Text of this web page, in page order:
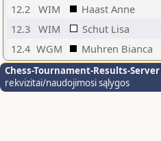
12.2 WIM Haast Anne
12.3 WIM Schut Lisa
12.4 WGM Muhren Bianca
Chess-Tournament-Results-Server
rekvizitai/naudojimosi sąlygos